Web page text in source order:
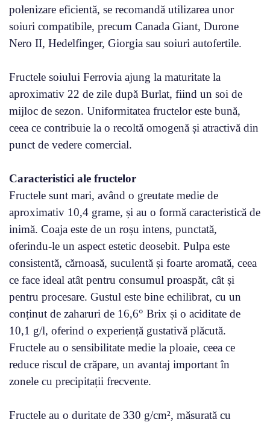
polenizare eficientă, se recomandă utilizarea unor
soiuri compatibile, precum Canada Giant, Durone
Nero II, Hedelfinger, Giorgia sau soiuri autofertile.
Fructele soiului Ferrovia ajung la maturitate la
aproximativ 22 de zile după Burlat, fiind un soi de
mijloc de sezon. Uniformitatea fructelor este bună,
ceea ce contribuie la o recoltă omogenă și atractivă din
punct de vedere comercial.
Caracteristici ale fructelor
Fructele sunt mari, având o greutate medie de
aproximativ 10,4 grame, și au o formă caracteristică de
inimă. Coaja este de un roșu intens, punctată,
oferindu-le un aspect estetic deosebit. Pulpa este
consistentă, cărnoasă, suculentă și foarte aromată, ceea
ce face ideal atât pentru consumul proaspăt, cât și
pentru procesare. Gustul este bine echilibrat, cu un
conținut de zaharuri de 16,6° Brix și o aciditate de
10,1 g/l, oferind o experiență gustativă plăcută.
Fructele au o sensibilitate medie la ploaie, ceea ce
reduce riscul de crăpare, un avantaj important în
zonele cu precipitații frecvente.
Fructele au o duritate de 330 g/cm², măsurată cu